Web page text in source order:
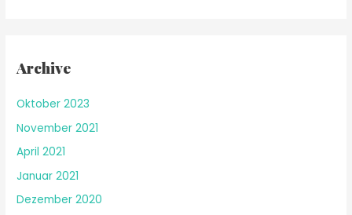
Archive
Oktober 2023
November 2021
April 2021
Januar 2021
Dezember 2020